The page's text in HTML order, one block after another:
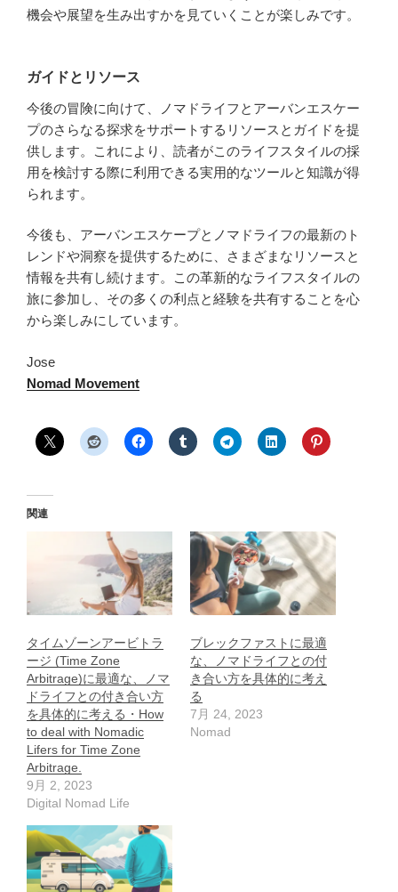
機会や展望を生み出すかを見ていくことが楽しみです。
ガイドとリソース
今後の冒険に向けて、ノマドライフとアーバンエスケー
プのさらなる探求をサポートするリソースとガイドを提
供します。これにより、読者がこのライフスタイルの採
用を検討する際に利用できる実用的なツールと知識が得
られます。
今後も、アーバンエスケープとノマドライフの最新のト
レンドや洞察を提供するために、さまざまなリソースと
情報を共有し続けます。この革新的なライフスタイルの
旅に参加し、その多くの利点と経験を共有することを心
から楽しみにしています。
Jose
Nomad Movement
関連
タイムゾーンアービトラ
ージ (Time Zone
Arbitrage)に最適な、ノマ
ドライフとの付き合い方
を具体的に考える・How
to deal with Nomadic
Lifers for Time Zone
Arbitrage.
9月 2, 2023
Digital Nomad Life
ブレックファストに最適
な、ノマドライフとの付
き合い方を具体的に考え
る
7月 24, 2023
Nomad